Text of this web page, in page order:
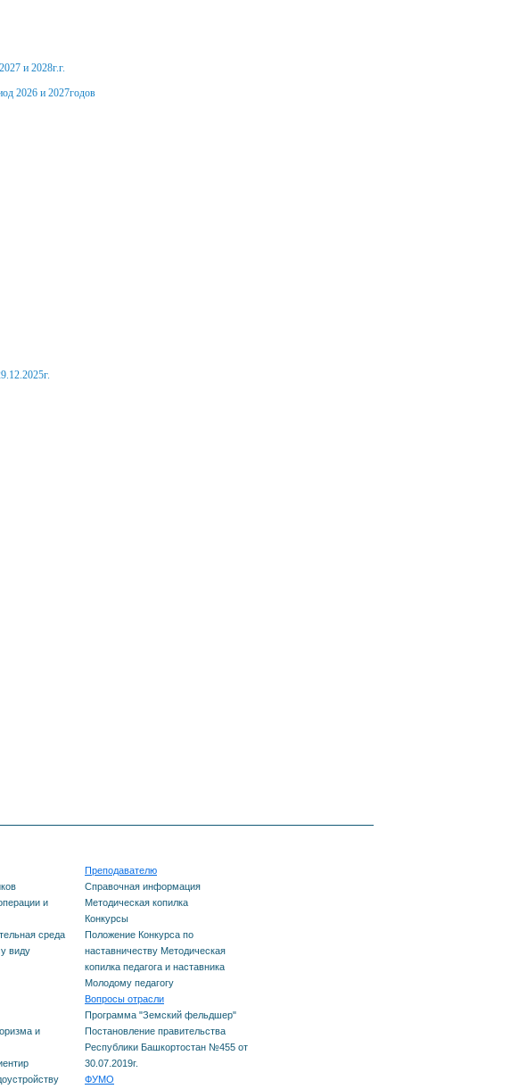
и 2028г.г.
2026 и 2027годов
и
среда
виду
и
Преподавателю
Справочная информация
Методическая копилка
Конкурсы
Положение Конкурса по
наставничеству Методическая
копилка педагога и наставника
Молодому педагогу
Вопросы отрасли
Программа "Земский фельдшер"
Постановление правительства
Республики Башкортостан №455 от
30.07.2019г.
ФУМО